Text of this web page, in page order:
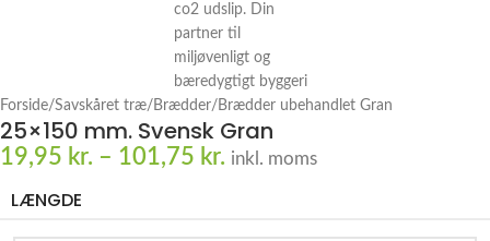
Forside/Savskåret træ/ Brædder/ Brædder ubehandlet Gran
25×150 mm. Svensk Gran
19,95 kr. – 101,75 kr. inkl. moms
LÆNGDE